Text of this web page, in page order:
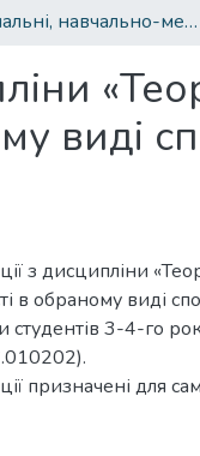
Навчальні, навчально-методичні видання
виді
з дисципліни
в обраному виді
студентів 3-4-го
призначені для